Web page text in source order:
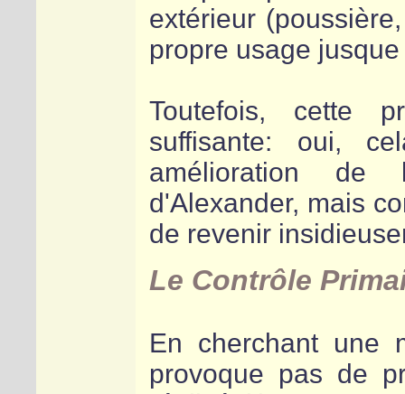
extérieur
propre usage
Toutefois, cette
suffisante: oui,
amélioration de
d'Alexander, mais
de revenir
Le Contrôle
En cherchant une
provoque pas de